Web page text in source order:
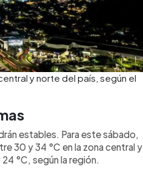
y norte del país, según el
estables. Para este sábado,
30 y 34 °C en la zona central y
°C, según la región.